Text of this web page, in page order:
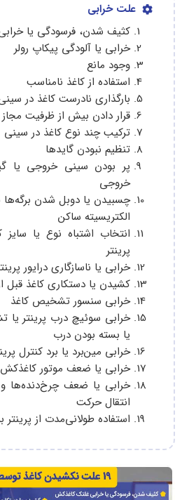
علت خرابی
کثیف شدن، فرسودگی یا
خرابی یا آلودگی پیکاپ رولر
وجود مانع
استفاده از کاغذ نامناسب
بارگذاری نادرست کاغذ در
قرار دادن بیش از ظرفیت
ترکیب چند نوع کاغذ در سینی
تنظیم نبودن گایدها
پر بودن سینی خروجی یا
خروجی
چسبیدن یا دوبل شدن برگه‌ها
الکتریسیته ساکن
انتخاب اشتباه نوع یا سایز
پرینتر
خرابی یا ناسازگاری درایور
کشیدن یا دستکاری کاغذ قبل
خرابی سنسور تشخیص کاغذ
خرابی سوئیچ درب پرینتر یا
یا بسته بودن درب
خرابی مین‌برد یا برد کنترل
خرابی یا ضعف موتور کاغذکش
خرابی یا ضعف چرخ‌دنده‌ها
انتقال حرکت
استفاده طولانی‌مدت از